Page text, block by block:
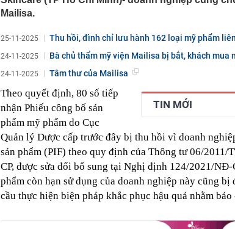
10:46
Đang ngồi trong nhà, người dân bất ngờ
dùng không biết hết công dụng
10:38
Hai chị em sinh đôi cùng tốt nghiệp Xuất
10:34
Tướng Mỹ tìm lối thoát cho Tổng thống
10:33
Trường học sau sắp xếp: Thay đổi lớn
10:30
Rửa tiền 320 tỷ đồng cho Mr Pips, Shark
Quang Hải vượt kỷ lục của Lê Công Vinh
Mailisa.
25-11-2025 Thu hồi, đình chỉ lưu hành 162 loại mỹ phẩm
24-11-2025 Bà chủ thẩm mỹ viện Mailisa bị bắt, khách mua
24-11-2025 Tâm thư của Mailisa
TIN MỚI
Theo quyết định, 80 số tiếp
nhận Phiếu công bố sản
phẩm mỹ phẩm do Cục
Quản lý Dược cấp trước đây bị thu hồi vì doanh
sản phẩm (PIF) theo quy định của Thông tư 06/
CP, được sửa đổi bổ sung tại Nghị định 124/2021/NĐ-
phẩm còn hạn sử dụng của doanh nghiệp này cũng
cầu thực hiện biện pháp khắc phục hậu quả nhằm